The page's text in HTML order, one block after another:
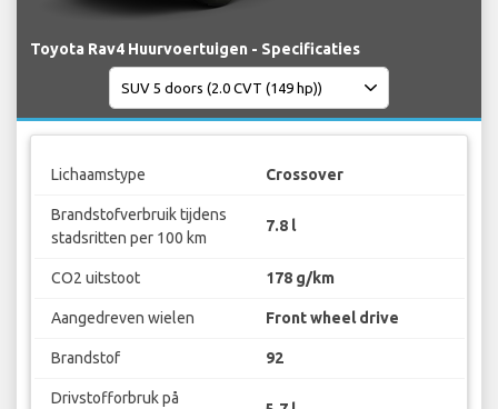
Toyota Rav4 Huurvoertuigen - Specificaties
Lichaamstype Crossover
Brandstofverbruik tijdens
stadsritten per 100 km
7.8 l
CO2 uitstoot 178 g/km
Aangedreven wielen Front wheel drive
Brandstof 92
Drivstofforbruk på